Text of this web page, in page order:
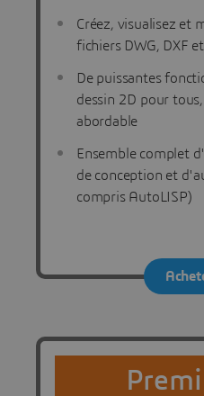
Créez, visualisez et
fichiers DWG, DXF
De puissantes
dessin 2D pour
abordable
Ensemble complet
de conception et
compris AutoLISP)